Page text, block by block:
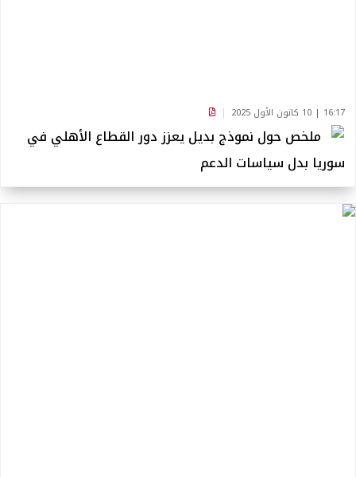
16:17 | 10 كانون الأول 2025
ملخص حول نموذج بديل يعزز دور القطاع الأهلي في
سوريا بدل سياسات الدعم